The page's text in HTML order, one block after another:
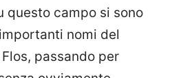
questo campo si sono
nomi del
passando per